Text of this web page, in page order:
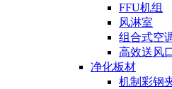
FFU机组
风淋室
组合式空
高效送风
净化板材
机制彩钢